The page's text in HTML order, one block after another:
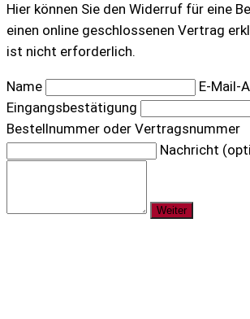
Hier können Sie den Widerruf für eine
einen online geschlossenen Vertrag
ist nicht erforderlich.
Name
E-Mail-
Eingangsbestätigung
Bestellnummer oder Vertragsnummer
Nachricht
Weiter